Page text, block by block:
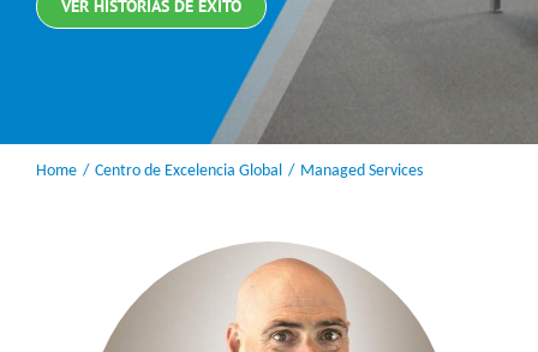
VER HISTORIAS DE ÉXITO
Home Centro de Excelencia Global Managed Services